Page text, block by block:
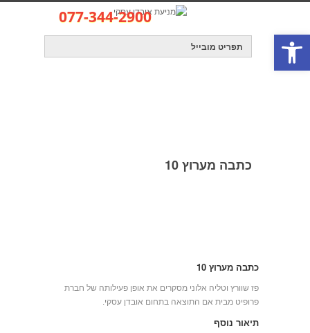
077-344-2900
כתבה מערוץ 10
כתבה מערוץ 10
פז שוורץ וטליה אלוני מסקרים את אופן פעילותה של חברת
פרופיט מבית אם התוצאה בתחום אובדן עסקי.
תיאור נוסף
פתח סרגל נגישות